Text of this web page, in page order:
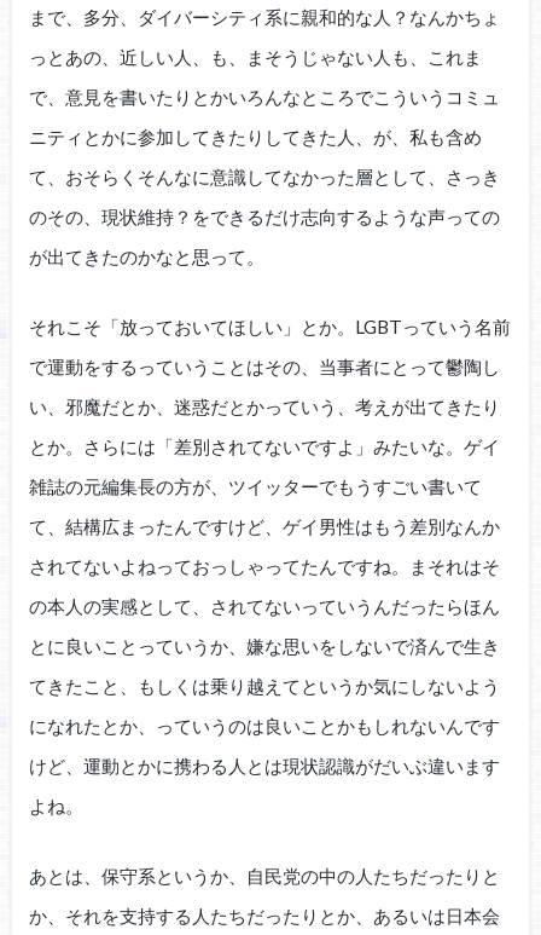
まで、多分、ダイバーシティ系に親和的な人？なんかちょ
っとあの、近しい人、も、まそうじゃない人も、これま
で、意見を書いたりとかいろんなところでこういうコミュ
ニティとかに参加してきたりしてきた人、が、私も含め
て、おそらくそんなに意識してなかった層として、さっき
のその、現状維持？をできるだけ志向するような声っての
が出てきたのかなと思って。
それこそ「放っておいてほしい」とか。LGBTっていう名前
で運動をするっていうことはその、当事者にとって鬱陶し
い、邪魔だとか、迷惑だとかっていう、考えが出てきたり
とか。さらには「差別されてないですよ」みたいな。ゲイ
雑誌の元編集長の方が、ツイッターでもうすごい書いて
て、結構広まったんですけど、ゲイ男性はもう差別なんか
されてないよねっておっしゃってたんですね。まそれはそ
の本人の実感として、されてないっていうんだったらほん
とに良いことっていうか、嫌な思いをしないで済んで生き
てきたこと、もしくは乗り越えてというか気にしないよう
になれたとか、っていうのは良いことかもしれないんです
けど、運動とかに携わる人とは現状認識がだいぶ違います
よね。
あとは、保守系というか、自民党の中の人たちだったりと
か、それを支持する人たちだったりとか、あるいは日本会